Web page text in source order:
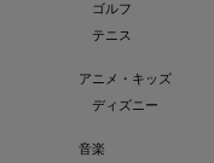
ゴルフ
テニス
アニメ・キッズ
ディズニー
音楽